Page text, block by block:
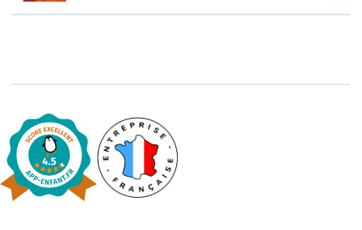
With the family
Daily life and hobbies
At school
Festivals and events